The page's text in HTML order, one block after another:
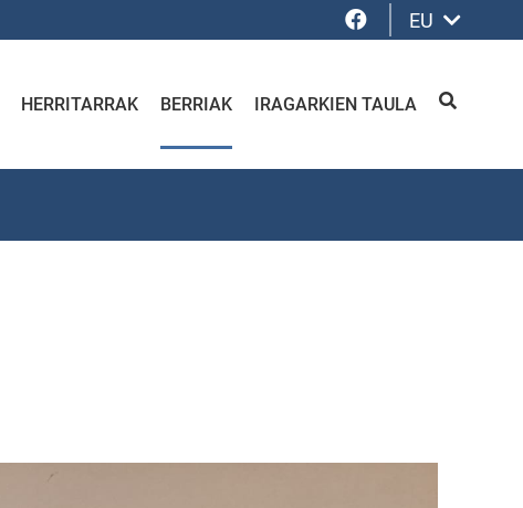
Facebook
EU
HERRITARRAK BERRIAK IRAGARKIEN TAULA BILATU